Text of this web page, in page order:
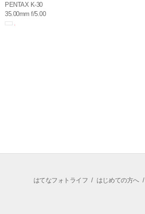
PENTAX K-30
35.00mm f/5.00
はてなフォトライフ / はじめての方へ/